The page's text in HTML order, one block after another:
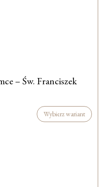
– Św. Franciszek
Wybierz wariant